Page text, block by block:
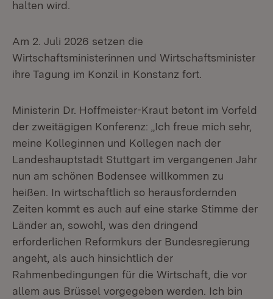
halten wird.
Am 2. Juli 2026 setzen die
Wirtschaftsministerinnen und Wirtschaftsminister
ihre Tagung im Konzil in Konstanz fort.
Ministerin Dr. Hoffmeister-Kraut betont im Vorfeld
der zweitägigen Konferenz: „Ich freue mich sehr,
meine Kolleginnen und Kollegen nach der
Landeshauptstadt Stuttgart im vergangenen Jahr
nun am schönen Bodensee willkommen zu
heißen. In wirtschaftlich so herausfordernden
Zeiten kommt es auch auf eine starke Stimme der
Länder an, sowohl, was den dringend
erforderlichen Reformkurs der Bundesregierung
angeht, als auch hinsichtlich der
Rahmenbedingungen für die Wirtschaft, die vor
allem aus Brüssel vorgegeben werden. Ich bin